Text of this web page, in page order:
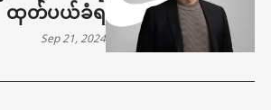
ထုတ်ပယ်ခံရ
Sep 21, 2024